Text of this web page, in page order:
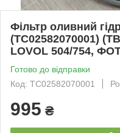
Фільтр оливний
(TC02582070001)
LOVOL 504/754,
Готово до відправки
Код: TC02582070001
995 ₴